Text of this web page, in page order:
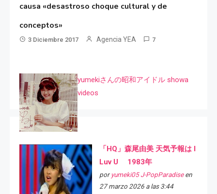
causa «desastroso choque cultural y de
conceptos»
3 Diciembre 2017 Agencia YEA 7
yumekiさんの昭和アイドル showa
videos
「HQ」森尾由美 天気予報は I
Luv U 1983年
por yumeki05 J-PopParadiseen
27 marzo 2026 a las 3:44